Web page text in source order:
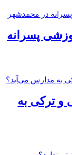
پسرانه
و ترکی به